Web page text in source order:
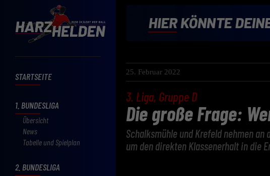
STARTSEITE
1. BUNDESLIGA
Übersicht
News
Tabelle und Spielplan
2. BUNDESLIGA
25. Februar 2022
3. Liga, Gruppe D
Die große Frage:
Schalksmühle und Krefeld nehmen
um den direkten Klassenerhalt in die